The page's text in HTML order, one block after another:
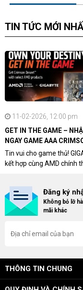
TIN TỨC MỚI
11-02-2026, 12:00 pm
GET IN THE GAME –
NGAY GAME AAA
DESERT CÙNG
AMD
Tin vui cho game thủ!
kết hợp cùng AMD chính
khách hàng sở hữu VGA
RX 9070 / RX 9070 XT.
Đăng ký
Không bỏ lỡ
mãi khác
THÔNG TIN CHUNG